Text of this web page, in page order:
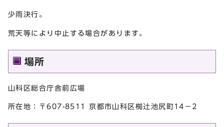
少雨決行。
荒天等により中止する場合があります。
場所
山科区総合庁舎前広場
所在地：〒607-8511 京都市山科区椥辻池尻町14－2